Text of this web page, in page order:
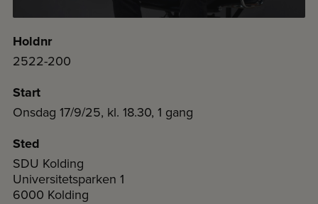
Holdnr
2522-200
Start
Onsdag 17/9/25, kl. 18.30, 1 gang
Sted
SDU Kolding
Universitetsparken 1
6000 Kolding